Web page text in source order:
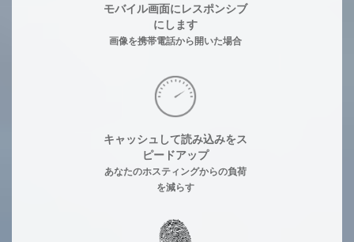
モバイル画面にレスポンシブ
にします
画像を携帯電話から開いた場合
キャッシュして読み込みをス
ピードアップ
あなたのホスティングからの負荷
を減らす